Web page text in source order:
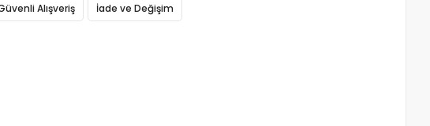
Alışveriş İade ve Değişim